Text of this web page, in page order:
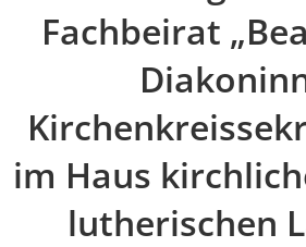
Fachbeirat
im Haus
lutherischen